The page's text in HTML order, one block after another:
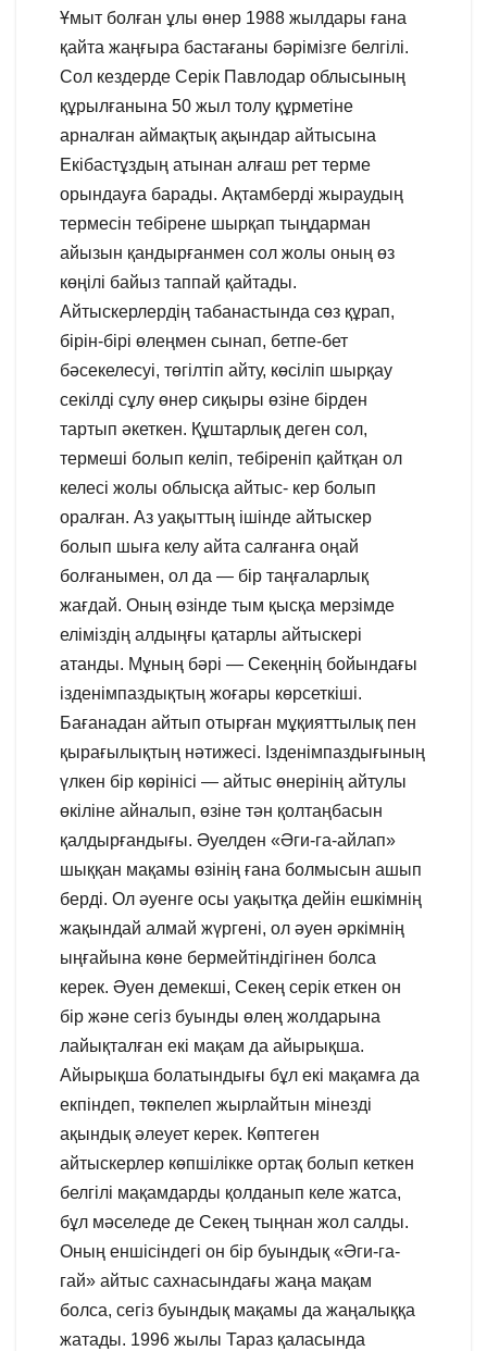
Ұмыт болған ұлы өнер 1988 жылдары ғана
қайта жаңғыра бастағаны бәрімізге белгілі.
Сол кездерде Серік Павлодар облысының
құрылғанына 50 жыл толу құрметіне
арналған аймақтық ақындар айтысына
Екібастұздың атынан алғаш рет терме
орындауға барады. Ақтамберді жыраудың
термесін тебірене шырқап тыңдарман
айызын қандырғанмен сол жолы оның өз
көңілі байыз таппай қайтады.
Айтыскерлердің табанастында сөз құрап,
бірін-бірі өлеңмен сынап, бетпе-бет
бәсекелесуі, төгілтіп айту, көсіліп шырқау
секілді сұлу өнер сиқыры өзіне бірден
тартып әкеткен. Құштарлық деген сол,
термеші болып келіп, тебіреніп қайтқан ол
келесі жолы облысқа айтыс- кер болып
оралған. Аз уақыттың ішінде айтыскер
болып шыға келу айта салғанға оңай
болғанымен, ол да — бір таңғаларлық
жағдай. Оның өзінде тым қысқа мерзімде
еліміздің алдыңғы қатарлы айтыскері
атанды. Мұның бәрі — Секеңнің бойындағы
ізденімпаздықтың жоғары көрсеткіші.
Бағанадан айтып отырған мұқияттылық пен
қырағылықтың нәтижесі. Ізденімпаздығының
үлкен бір көрінісі — айтыс өнерінің айтулы
өкіліне айналып, өзіне тән қолтаңбасын
қалдырғандығы. Әуелден «Әги-га-айлап»
шыққан мақамы өзінің ғана болмысын ашып
берді. Ол әуенге осы уақытқа дейін ешкімнің
жақындай алмай жүргені, ол әуен әркімнің
ыңғайына көне бермейтіндігінен болса
керек. Әуен демекші, Секең серік еткен он
бір және сегіз буынды өлең жолдарына
лайықталған екі мақам да айырықша.
Айырықша болатындығы бұл екі мақамға да
екпіндеп, төкпелеп жырлайтын мінезді
ақындық әлеует керек. Көптеген
айтыскерлер көпшілікке ортақ болып кеткен
белгілі мақамдарды қолданып келе жатса,
бұл мәселеде де Секең тыңнан жол салды.
Оның еншісіндегі он бір буындық «Әги-га-
гай» айтыс сахнасындағы жаңа мақам
болса, сегіз буындық мақамы да жаңалыққа
жатады. 1996 жылы Тараз қаласында